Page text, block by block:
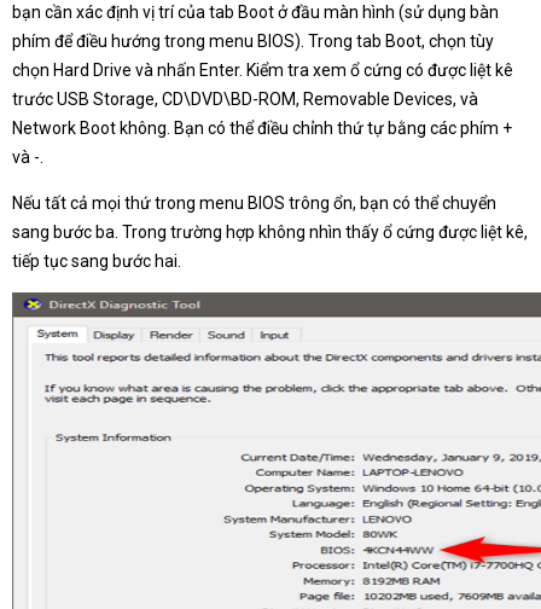
bạn cần xác định vị trí của tab Boot ở đầu màn hình (sử dụng bàn
phím để điều hướng trong menu BIOS). Trong tab Boot, chọn tùy
chọn Hard Drive và nhấn Enter. Kiểm tra xem ổ cứng có được liệt kê
trước USB Storage, CD\DVD\BD-ROM, Removable Devices, và
Network Boot không. Bạn có thể điều chỉnh thứ tự bằng các phím +
và -.
Nếu tất cả mọi thứ trong menu BIOS trông ổn, bạn có thể chuyển
sang bước ba. Trong trường hợp không nhìn thấy ổ cứng được liệt kê,
tiếp tục sang bước hai.